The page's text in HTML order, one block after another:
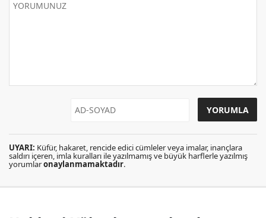
UYARI: Küfür, hakaret, rencide edici cümleler veya imalar, inançlara
saldırı içeren, imla kuralları ile yazılmamış ve büyük harflerle yazılmış
yorumlaronaylanmamaktadır.